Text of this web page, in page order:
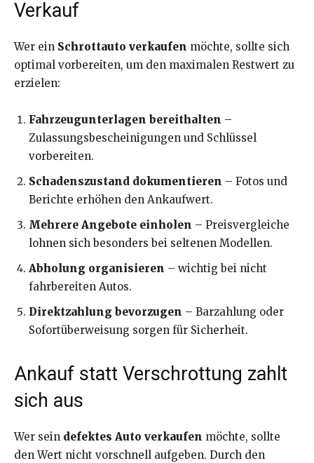
Verkauf
Wer ein Schrottauto verkaufen möchte, sollte sich
optimal vorbereiten, um den maximalen Restwert zu
erzielen:
Fahrzeugunterlagen bereithalten –
Zulassungsbescheinigungen und Schlüssel
vorbereiten.
Schadenszustand dokumentieren – Fotos und
Berichte erhöhen den Ankaufwert.
Mehrere Angebote einholen – Preisvergleiche
lohnen sich besonders bei seltenen Modellen.
Abholung organisieren – wichtig bei nicht
fahrbereiten Autos.
Direktzahlung bevorzugen – Barzahlung oder
Sofortüberweisung sorgen für Sicherheit.
Ankauf statt Verschrottung zahlt
sich aus
Wer sein defektes Auto verkaufen möchte, sollte
den Wert nicht vorschnell aufgeben. Durch den